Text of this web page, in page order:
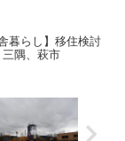
暮らし】移住検討
隅、萩市